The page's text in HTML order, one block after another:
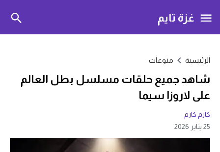
غزة تايم
الرئيسية منوعات
شاهد جميع حلقات مسلسل بطل العالم
على لاروزا سيما
كازم كازم
25 يناير 2026